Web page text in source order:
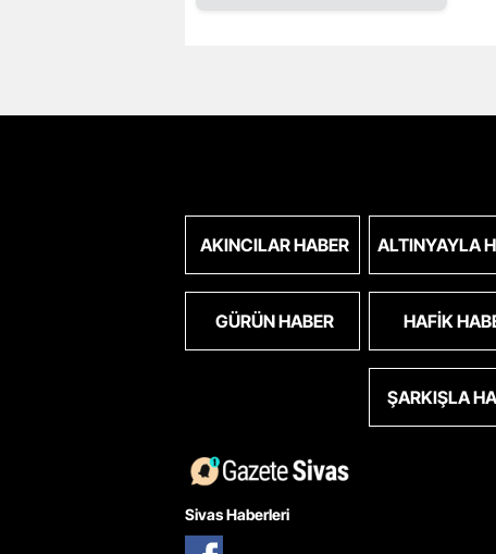
AKINCILAR HABER ALTINYAYLA
GÜRÜN HABER HAFIK
ŞARKIŞLA
Sivas Haberleri